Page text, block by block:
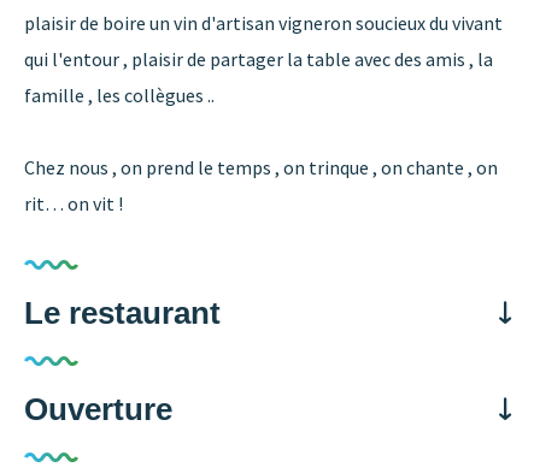
plaisir de boire un vin d'artisan vigneron soucieux du vivant
qui l'entour , plaisir de partager la table avec des amis , la
famille , les collègues ..
Chez nous , on prend le temps , on trinque , on chante , on
rit… on vit !
Le restaurant
Spécialités culinaires
DÉJEUNER
Ouverture